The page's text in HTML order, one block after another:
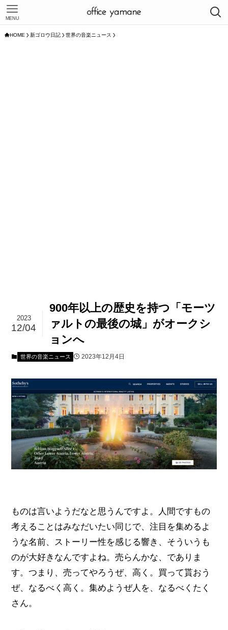
MENU
HOME 新ゴロウ日記 世界の音楽ニュース
900年以上の歴史を持つ「モーツ
ァルトの最後の城」がオークシ
ョンへ
2023
12/04
世界の音楽ニュース 2023年12月4日
ものは言いようだなと思うんですよ。人間ですもの
考えることはみなだいたい同じで、注目を集めるよ
うな名前、ストーリー性を感じる響き、そういうも
のが大好きなんですよね。売らんかな、でありま
す。つまり、売ってやろうぜ、高く。買って貰おう
ぜ、なるべく高く。集めようぜ人を、なるべくたく
さん。